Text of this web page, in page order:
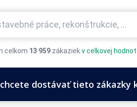
celkom 13 959 zákaziekv celkovej
dostávať tieto zákazky